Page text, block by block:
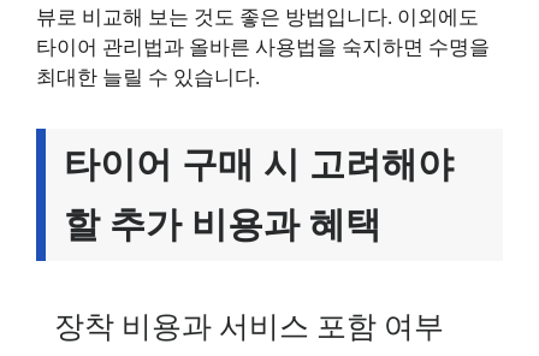
뷰로 비교해 보는 것도 좋은 방법입니다. 이외에도
타이어 관리법과 올바른 사용법을 숙지하면 수명을
최대한 늘릴 수 있습니다.
타이어 구매 시 고려해야
할 추가 비용과 혜택
장착 비용과 서비스 포함 여부